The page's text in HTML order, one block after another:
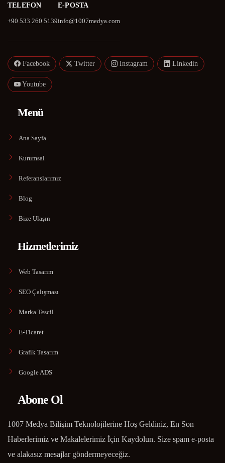
TELEFON
+90 533 260 5139
E-POSTA
info@1007medya.com
Facebook Twitter Instagram Linkedin
Youtube
Menü
Ana Sayfa
Kurumsal
Referanslarımız
Blog
Bize Ulaşın
Hizmetlerimiz
Web Tasarım
SEO Çalışması
Marka Tescil
E-Ticaret
Grafik Tasarım
Google ADS
Abone Ol
1007 Medya Bilişim Teknolojilerine Hoş Geldiniz, En Son
Haberlerimiz ve Makalelerimiz İçin Kaydolun. Size spam e-posta
ve alakasız mesajlar göndermeyeceğiz.